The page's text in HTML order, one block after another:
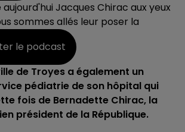
Jacques Chirac aux yeux
sommes allés leur poser la
le podcast
de Troyes a également un
pédiatrie de son hôpital qui
fois de Bernadette Chirac, la
président de la République.